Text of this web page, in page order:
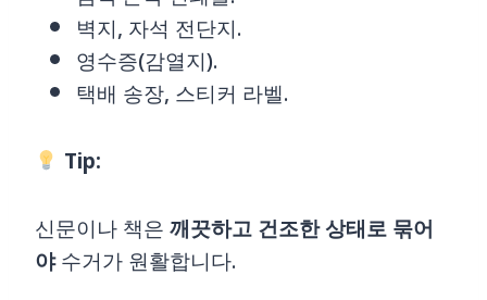
벽지, 자석 전단지.
영수증(감열지).
택배 송장, 스티커 라벨.
Tip:
신문이나 책은깨끗하고 건조한 상태로 묶어
야수거가 원활합니다.